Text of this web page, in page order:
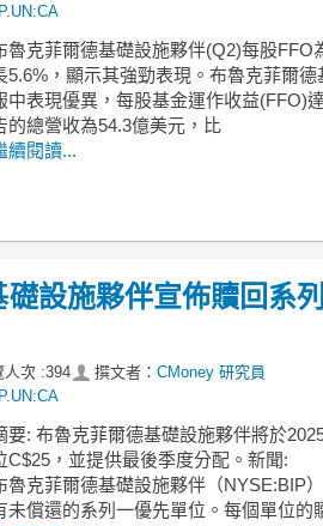
魯克菲爾德基礎設施夥伴(Q2)每股FFO
5.6%，顯示其強勁表現。布魯克菲爾
中表現優異，每股基金運作收益(FFO)
的總營收為54.3億美元，比
續閱讀...
設施夥伴宣佈贖回系
人次 :394 撰文者： CMoney 研究員
要: 布魯克菲爾德基礎設施夥伴將於
C$25，並提供最後季度分配。新聞:
魯克菲爾德基礎設施夥伴（NYSE:BIP
未償還的系列一優先單位。每個單位